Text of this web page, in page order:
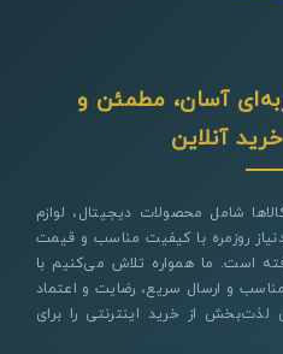
آسان، مطمئن و
آنلاین
شامل محصولات دیجیتال، لوازم
روزمره با کیفیت مناسب و قیمت
است. ما همواره تلاش می‌کنیم با
و ارسال سریع، رضایت و اعتماد
از خرید اینترنتی را برای